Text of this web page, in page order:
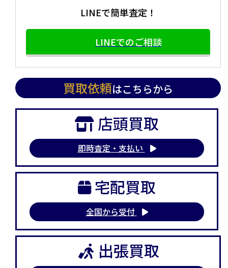
LINEで簡単査定！
LINEでのご相談
買取依頼はこちらから
店頭買取
即時査定・支払い
宅配買取
全国から受付
出張買取